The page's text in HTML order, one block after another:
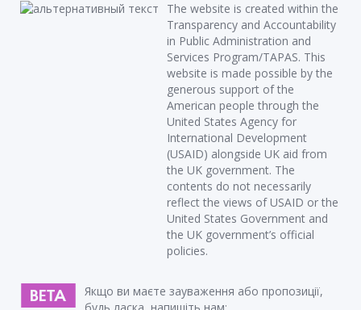
The website is created within the
Transparency and Accountability
in Public Administration and
Services Program/TAPAS. This
website is made possible by the
generous support of the
American people through the
United States Agency for
International Development
(USAID) alongside UK aid from
the UK government. The
contents do not necessarily
reflect the views of USAID or the
United States Government and
the UK government’s official
policies.
Якщо ви маєте зауваження або пропозиції,